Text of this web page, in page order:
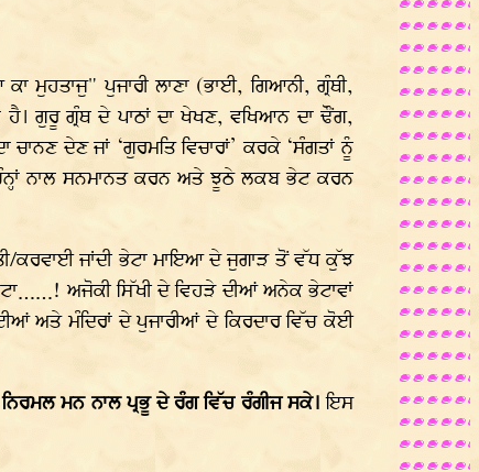
ਮੁਹਤਾਜੁ" ਪੁਜਾਰੀ ਲਾਣਾ (ਭਾਈ, ਗਿਆਨੀ, ਗ੍ਰੰਥੀ,
ਗੁਰੂ ਗ੍ਰੰਥ ਦੇ ਪਾਠਾਂ ਦਾ ਖੇਖਣ, ਵਖਿਆਨ ਦਾ ਢੌਂਗ,
ਦੇਣ ਜਾਂ ‘ਗੁਰਮਤਿ ਵਿਚਾਰਾਂ’ ਕਰਕੇ ‘ਸੰਗਤਾਂ ਨੂੰ
ਨਾਲ ਸਨਮਾਨਤ ਕਰਨ ਅਤੇ ਝੂਠੇ ਲਕਬ ਭੇਟ ਕਰਨ
ਕਰਵਾਈ ਜਾਂਦੀ ਭੇਟਾ ਮਾਇਆ ਦੇ ਜੁਗਾੜ ਤੋਂ ਵੱਧ ਕੁੱਝ
ਭੇਟਾ……! ਅਜੋਕੀ ਸਿੱਖੀ ਦੇ ਵਿਹੜੇ ਦੀਆਂ ਅਨੇਕ ਭੇਟਾਵਾਂ
ਅਤੇ ਮੰਦਿਰਾਂ ਦੇ ਪੁਜਾਰੀਆਂ ਦੇ ਕਿਰਦਾਰ ਵਿੱਚ ਕੋਈ
ਮਨ ਨਾਲ ਪ੍ਰਭੂ ਦੇ ਰੰਗ ਵਿੱਚ ਰੰਗੀਜ ਸਕੇ।ਇਸ